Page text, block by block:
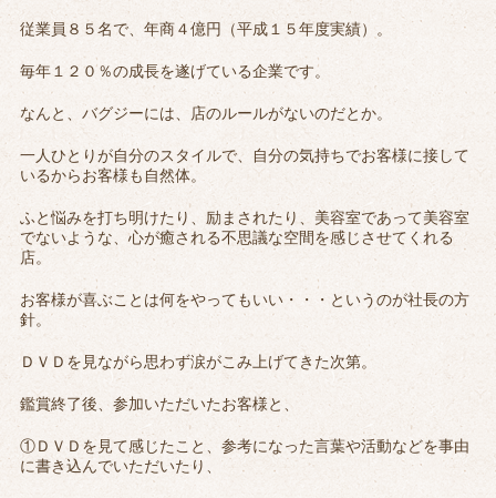
従業員８５名で、年商４億円（平成１５年度実績）。
毎年１２０％の成長を遂げている企業です。
なんと、バグジーには、店のルールがないのだとか。
一人ひとりが自分のスタイルで、自分の気持ちでお客様に接して
いるからお客様も自然体。
ふと悩みを打ち明けたり、励まされたり、美容室であって美容室
でないような、心が癒される不思議な空間を感じさせてくれる
店。
お客様が喜ぶことは何をやってもいい・・・というのが社長の方
針。
ＤＶＤを見ながら思わず涙がこみ上げてきた次第。
鑑賞終了後、参加いただいたお客様と、
①ＤＶＤを見て感じたこと、参考になった言葉や活動などを事由
に書き込んでいただいたり、